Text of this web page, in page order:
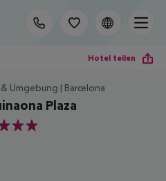
Hotel teilen
Umgebung | Barcelona
Plaza